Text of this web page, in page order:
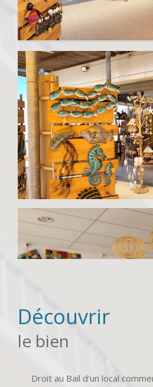
découvrir
le bien
Droit au Bail d'un local